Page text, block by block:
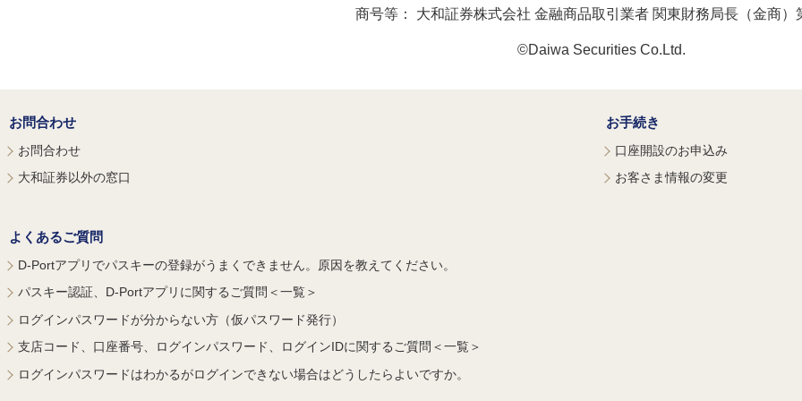
商号等： 大和証券株式会社 金融商品取引業者 関東財務局長（金商）
©Daiwa Securities Co.Ltd.
お問合わせ
お問合わせ
大和証券以外の窓口
お手続き
口座開設のお申込み
お客さま情報の変更
よくあるご質問
D-Portアプリでパスキーの登録がうまくできません。原因を教えてください。
パスキー認証、D-Portアプリに関するご質問＜一覧＞
ログインパスワードが分からない方（仮パスワード発行）
支店コード、口座番号、ログインパスワード、ログインIDに関するご質問＜一覧＞
ログインパスワードはわかるがログインできない場合はどうしたらよいですか。